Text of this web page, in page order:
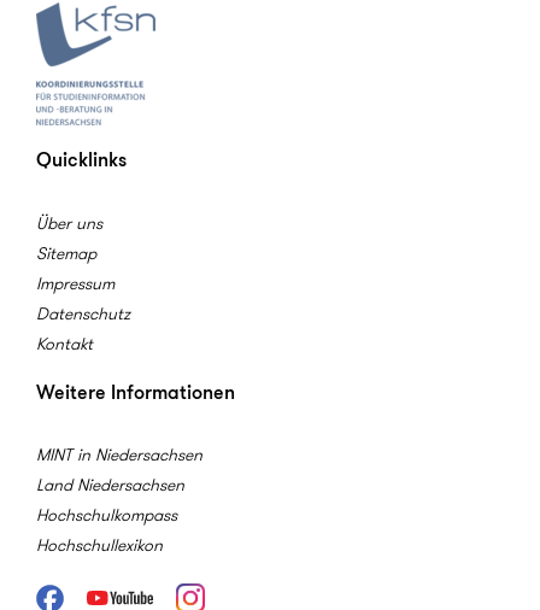
Quicklinks
Über uns
Sitemap
Impressum
Datenschutz
Kontakt
Weitere Informationen
MINT in Niedersachsen
Land Niedersachsen
Hochschulkompass
Hochschullexikon
FacebookYoutube Instagram